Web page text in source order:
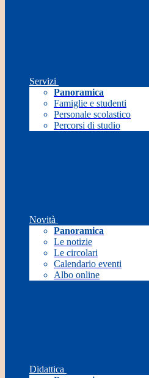
Servizi
Panoramica
Famiglie e studenti
Personale scolastico
Percorsi di studio
Novità
Panoramica
Le notizie
Le circolari
Calendario eventi
Albo online
Didattica